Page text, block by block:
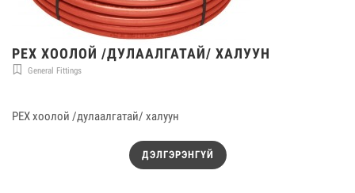
PEX ХООЛОЙ /ДУЛААЛГАТАЙ/ ХАЛУУН
General Fittings
PEX хоолой /дулаалгатай/ халуун
ДЭЛГЭРЭНГҮЙ